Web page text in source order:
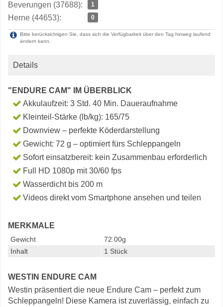
Beverungen (37688): 1
Herne (44653): 0
Bitte berücksichtigen Sie, dass sich die Verfügbarkeit über den Tag hinweg laufend
ändern kann.
Details
"ENDURE CAM" IM ÜBERBLICK
Akkulaufzeit: 3 Std. 40 Min. Daueraufnahme
Kleinteil-Stärke (lb/kg): 165/75
Downview – perfekte Köderdarstellung
Gewicht: 72 g – optimiert fürs Schleppangeln
Sofort einsatzbereit: kein Zusammenbau erforderlich
Full HD 1080p mit 30/60 fps
Wasserdicht bis 200 m
Videos direkt vom Smartphone ansehen und teilen
MERKMALE
Gewicht
72.00g
Inhalt
1 Stück
WESTIN ENDURE CAM
Westin präsentiert die neue Endure Cam – perfekt zum
Schleppangeln! Diese Kamera ist zuverlässig, einfach zu